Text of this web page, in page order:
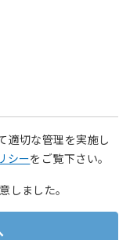
適切な管理を実施し
シーをご覧下さい。
しました。